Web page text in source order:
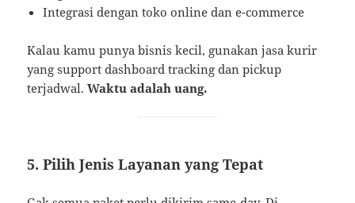
Integrasi dengan toko online dan e-commerce
Kalau kamu punya bisnis kecil, gunakan jasa kurir
yang support dashboard tracking dan pickup
terjadwal.Waktu adalah uang.
5. Pilih Jenis Layanan yang Tepat